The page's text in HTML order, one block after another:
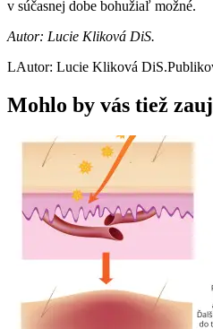
v súčasnej dobe bohužiaľ možné.
Autor: Lucie Kliková DiS.
LAutor: Lucie Kliková DiS.
Mohlo by vás tiež